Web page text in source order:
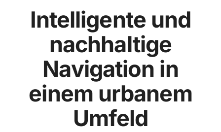
Intelligente und
nachhaltige
Navigation in
einem urbanem
Umfeld